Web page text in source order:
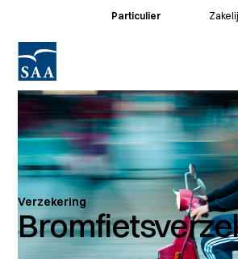
Particulier
Voor klanten
Voor adviseurs
Verzekering